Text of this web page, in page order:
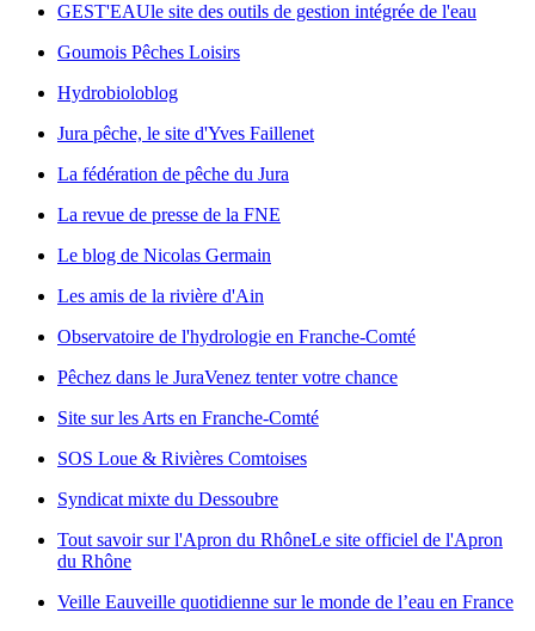
GEST'EAUle site des outils de gestion intégrée de l'eau
Goumois Pêches Loisirs
Hydrobioloblog
Jura pêche, le site d'Yves Faillenet
La fédération de pêche du Jura
La revue de presse de la FNE
Le blog de Nicolas Germain
Les amis de la rivière d'Ain
Observatoire de l'hydrologie en Franche-Comté
Pêchez dans le JuraVenez tenter votre chance
Site sur les Arts en Franche-Comté
SOS Loue & Rivières Comtoises
Syndicat mixte du Dessoubre
Tout savoir sur l'Apron du RhôneLe site officiel de l'Apron
du Rhône
Veille Eauveille quotidienne sur le monde de l’eau en France